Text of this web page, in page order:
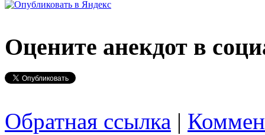
Оцените анекдот в
Обратная ссылка |